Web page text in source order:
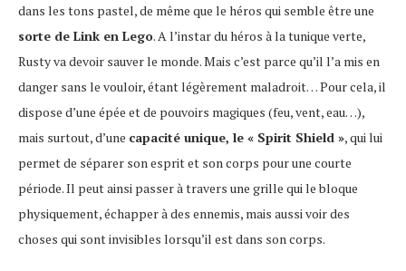
dans les tons pastel, de même que le héros qui semble être une
sorte de Link en Lego. A l’instar du héros à la tunique verte,
Rusty va devoir sauver le monde. Mais c’est parce qu’il l’a mis en
danger sans le vouloir, étant légèrement maladroit… Pour cela, il
dispose d’une épée et de pouvoirs magiques (feu, vent, eau…),
mais surtout, d’une capacité unique, le « Spirit Shield », qui lui
permet de séparer son esprit et son corps pour une courte
période. Il peut ainsi passer à travers une grille qui le bloque
physiquement, échapper à des ennemis, mais aussi voir des
choses qui sont invisibles lorsqu’il est dans son corps.